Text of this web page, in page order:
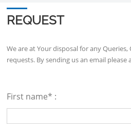
REQUEST
We are at Your disposal for any
requests. By sending us an email please
First name* :